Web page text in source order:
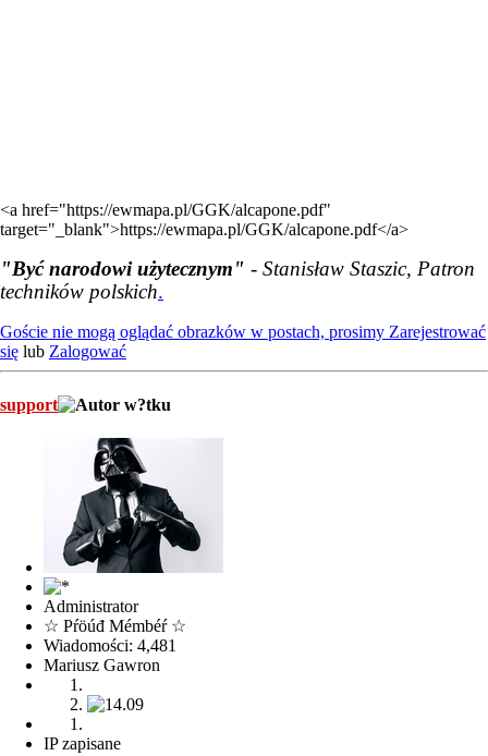
<a href="https://ewmapa.pl/GGK/alcapone.pdf"
target="_blank">https://ewmapa.pl/GGK/alcapone.pdf</a>
"Być narodowi użytecznym" - Stanisław Staszic, Patron
techników polskich.
Goście nie mogą oglądać obrazków w postach, prosimy Zarejestrować
się lub Zalogować
support
Administrator
☆ Pŕöúđ Mémbéŕ ☆
Wiadomości: 4,481
Mariusz Gawron
IP zapisane